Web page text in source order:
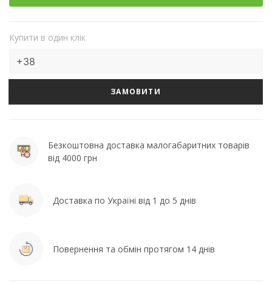
Купити в один клік
ЗАМОВИТИ
Безкоштовна доставка малогабаритних товарів
від 4000 грн
Доставка по Україні від 1 до 5 днів
Повернення та обмін протягом 14 днів